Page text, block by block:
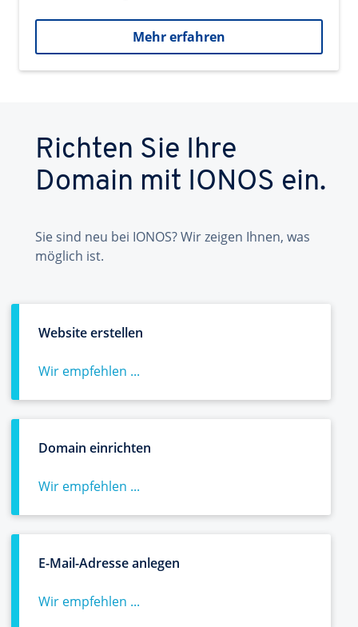
Mehr erfahren
Richten Sie Ihre
Domain mit IONOS ein.
Sie sind neu bei IONOS? Wir zeigen Ihnen, was
möglich ist.
Website erstellen
Wir empfehlen ...
Domain einrichten
Wir empfehlen ...
E-Mail-Adresse anlegen
Wir empfehlen ...